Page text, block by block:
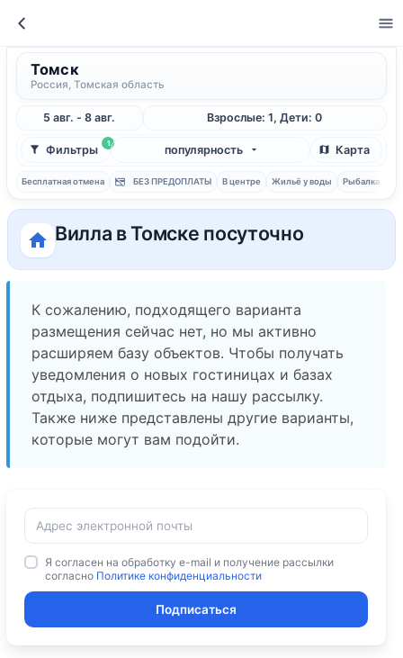
Томск
Россия, Томская область
5 авг. - 8 авг. Взрослые: 1, Дети: 0
1
Фильтры популярность Карта
Бесплатная отмена БЕЗ ПРЕДОПЛАТЫ В центре Жильё у воды Рыбалка
Вилла в Томске посуточно
К сожалению, подходящего варианта
размещения сейчас нет, но мы активно
расширяем базу объектов. Чтобы получать
уведомления о новых гостиницах и базах
отдыха, подпишитесь на нашу рассылку.
Также ниже представлены другие варианты,
которые могут вам подойти.
Я согласен на обработку e-mail и получение рассылки
согласно Политике конфиденциальности
Подписаться